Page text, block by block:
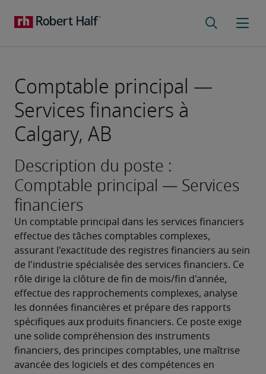
Comptable principal —
Services financiers à
Calgary, AB
Description du poste :
Comptable principal — Services
financiers
Un comptable principal dans les services financiers
effectue des tâches comptables complexes,
assurant l'exactitude des registres financiers au sein
de l'industrie spécialisée des services financiers. Ce
rôle dirige la clôture de fin de mois/fin d'année,
effectue des rapprochements complexes, analyse
les données financières et prépare des rapports
spécifiques aux produits financiers. Ce poste exige
une solide compréhension des instruments
financiers, des principes comptables, une maîtrise
avancée des logiciels et des compétences en